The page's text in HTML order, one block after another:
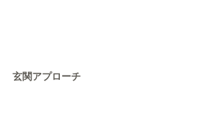
玄関アプローチ